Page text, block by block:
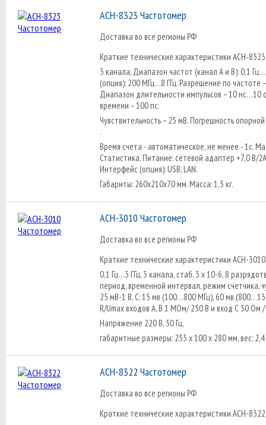
АСН-8323 Частотомер
Доставка во все регионы РФ
Краткие технические характеристики АСН-
3 канала; Диапазон частот (канал А и B): 0,1
(опция): 200 МГц…8 ГГц. Разрешение по частоте
Диапазон длительности импульсов – 10 нс…10
времени – 100 пс.
Чувствительность – 25 мВ. Погрешность
.
Время счета - автоматическое, не менее - 1с.
Статистика. Питание: сетевой адаптер +7,0 В/
Интерфейс (опция): USB, LAN.
Габариты: 260х210х70 мм. Масса: 1,5 кг.
АСН-3010 Частотомер
Доставка во все регионы РФ
Краткие технические характеристики АСН-3010:
0,1 Гц…3 ГГц, 3 канала, стаб. 3 х 10-6, 8
период, временной интервал, режим счетчика,
25 мВ-1 В, С: 15 мв (100…800 МГц), 60 мв
R/Umax входов А, В 1 МОм/ 250 В и вход С 50 Ом
Напряжение 220 В, 50 Гц,
габаритные размеры: 255 х 100 х 280 мм, вес: 2,4
АСН-8322 Частотомер
Доставка во все регионы РФ
Краткие технические характеристики АСН-8322: